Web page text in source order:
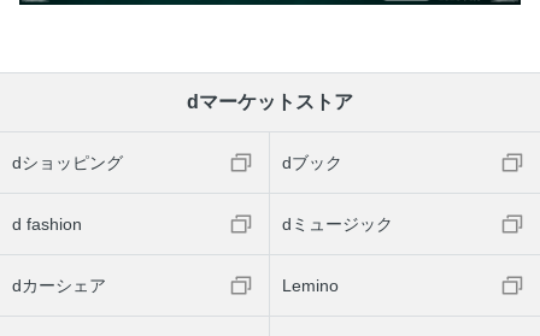
dマーケットストア
dショッピング dブック
d fashion dミュージック
dカーシェア Lemino